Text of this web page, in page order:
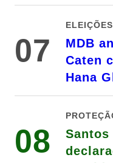
07
MDB
Caten
Hana
08
Santos